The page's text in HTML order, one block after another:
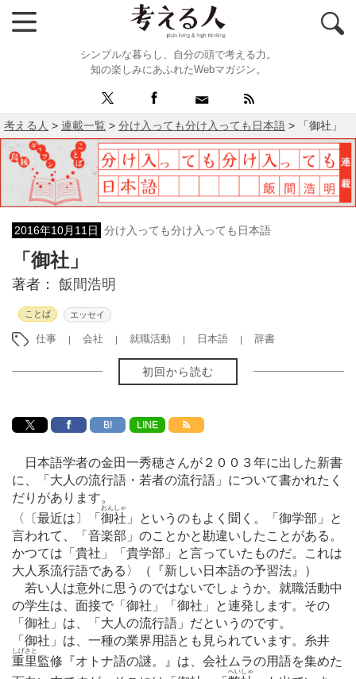
シンプルな暮らし、自分の頭で考える力。
知の楽しみにあふれたWebマガジン。
考える人 > 連載一覧 > 分け入っても分け入っても日本語 > 「御社」
2016年10月11日 分け入っても分け入っても日本語
「御社」
著者： 飯間浩明
ことば エッセイ
仕事 会社 就職活動 日本語 辞書
初回から読む
B! LINE
日本語学者の金田一秀穂さんが２００３年に出した新書
に、「大人の流行語・若者の流行語」について書かれたく
だりがあります。
〈〔最近は〕「 御社
おんしゃ
」というのもよく聞く。「御学部」と
言われて、「音楽部」のことかと勘違いしたことがある。
かつては「貴社」「貴学部」と言っていたものだ。これは
大人系流行語である〉（『新しい日本語の予習法』）
若い人は意外に思うのではないでしょうか。就職活動中
の学生は、面接で「御社」「御社」と連発します。その
「御社」は、「大人の流行語」だというのです。
「御社」は、一種の業界用語とも見られています。糸井
重里
しげさと
監修『オトナ語の謎。』は、会社ムラの用語を集めた
へいしゃ